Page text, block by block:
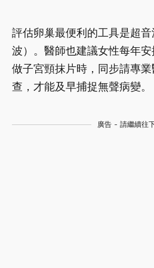
評估卵巢最便利的工具是超
波）。醫師也建議女性每年
做子宮頸抹片時，同步請專
查，才能及早捕捉無聲病變。
廣告 - 請繼續往